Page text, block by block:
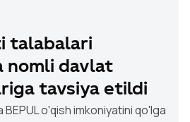
talabalari
nomli davlat
tavsiya etildi
o'qish imkoniyatini qo'lga